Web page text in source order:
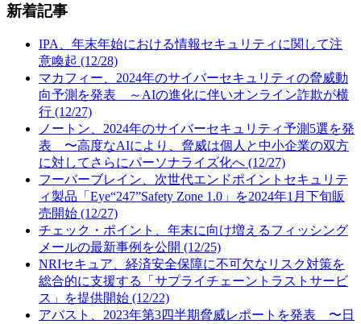
新着記事
IPA、年末年始における情報セキュリティに関して注
意喚起 (12/28)
マカフィー、2024年のサイバーセキュリティの脅威動
向予測を発表 ～AIの進化に伴いオンライン詐欺が横
行 (12/27)
ノートン、2024年のサイバーセキュリティ予測5選を発
表 〜高度なAIにより、脅威は個人と中小企業の双方
に対してさらにパーソナライズ化へ (12/27)
フーバーブレイン、次世代エンドポイントセキュリテ
ィ製品「Eye“247”Safety Zone 1.0」を2024年1月下旬販
売開始 (12/27)
チェック・ポイント、年末に向け増えるフィッシング
メールの最新事例を公開 (12/25)
NRIセキュア、経済安全保障に不可欠なリスク対策を
総合的に支援する「サプライチェーントラストサービ
ス」を提供開始 (12/22)
アバスト、2023年第3四半期脅威レポートを発表 〜日